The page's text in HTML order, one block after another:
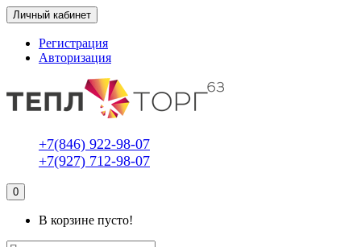
Личный кабинет
Регистрация
Авторизация
+7(846) 922-98-07
+7(927) 712-98-07
0
В корзине пусто!